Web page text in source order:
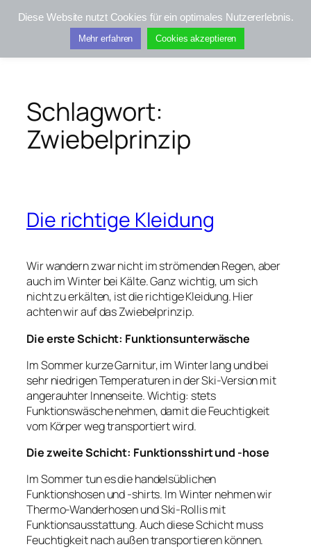
Zum
Kifis-Touren
Schlagwort:
Zwiebelprinzip
Die richtige Kleidung
Wir wandern zwar nicht im strömenden Regen, aber
auch im Winter bei Kälte. Ganz wichtig, um sich
nicht zu erkälten, ist die richtige Kleidung. Hier
achten wir auf das Zwiebelprinzip.
Die erste Schicht: Funktionsunterwäsche
Im Sommer kurze Garnitur, im Winter lang und bei
sehr niedrigen Temperaturen in der Ski-Version mit
angerauhter Innenseite. Wichtig: stets
Funktionswäsche nehmen, damit die Feuchtigkeit
vom Körper weg transportiert wird.
Die zweite Schicht: Funktionsshirt und -hose
Im Sommer tun es die handelsüblichen
Funktionshosen und -shirts. Im Winter nehmen wir
Thermo-Wanderhosen und Ski-Rollis mit
Funktionsausstattung. Auch diese Schicht muss
Feuchtigkeit nach außen transportieren können.
Diese Website nutzt Cookies für ein optimales Nutzererlebnis.
Mehr erfahren Cookies akzeptieren